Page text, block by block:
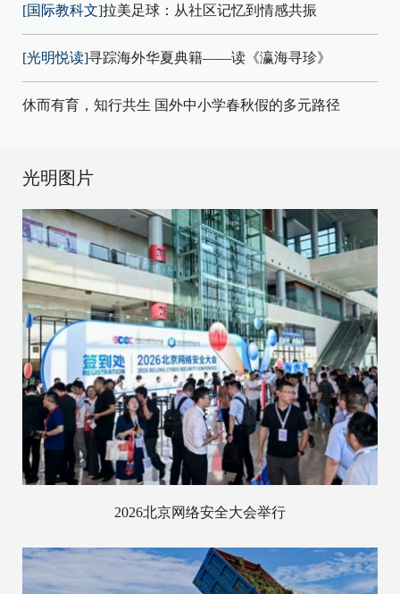
[国际教科文]拉美足球：从社区记忆到情感共振
[光明悦读]寻踪海外华夏典籍——读《瀛海寻珍》
休而有育，知行共生 国外中小学春秋假的多元路径
光明图片
2026北京网络安全大会举行